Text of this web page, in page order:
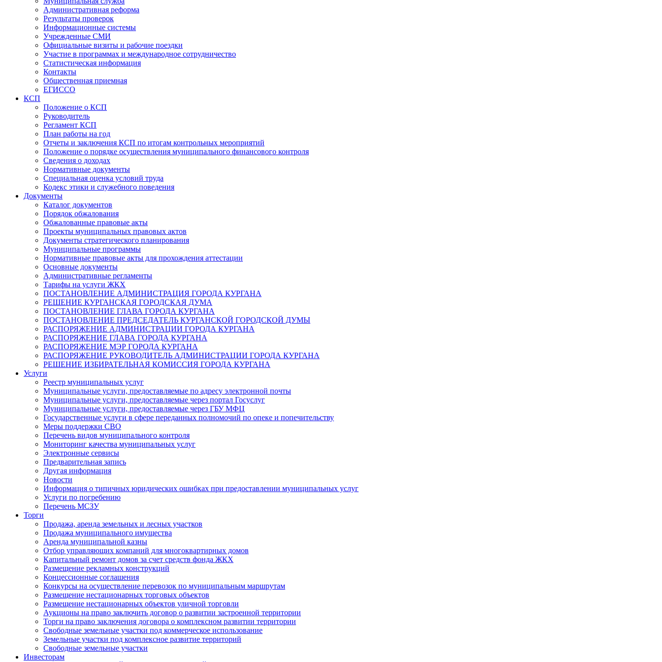
Административная реформа
Результаты проверок
Информационные системы
Учрежденные СМИ
Официальные визиты и рабочие поездки
Участие в программах и международное сотрудничество
Статистическая информация
Контакты
Общественная приемная
ЕГИССО
КСП
Положение о КСП
Руководитель
Регламент КСП
План работы на год
Отчеты и заключения КСП по итогам контрольных мероприятий
Положение о порядке осуществления муниципального финансового контроля
Сведения о доходах
Нормативные документы
Специальная оценка условий труда
Кодекс этики и служебного поведения
Документы
Каталог документов
Порядок обжалования
Обжалованные правовые акты
Проекты муниципальных правовых актов
Документы стратегического планирования
Муниципальные программы
Нормативные правовые акты для прохождения аттестации
Основные документы
Административные регламенты
Тарифы на услуги ЖКХ
ПОСТАНОВЛЕНИЕ АДМИНИСТРАЦИЯ ГОРОДА КУРГАНА
РЕШЕНИЕ КУРГАНСКАЯ ГОРОДСКАЯ ДУМА
ПОСТАНОВЛЕНИЕ ГЛАВА ГОРОДА КУРГАНА
ПОСТАНОВЛЕНИЕ ПРЕДСЕДАТЕЛЬ КУРГАНСКОЙ ГОРОДСКОЙ ДУМЫ
РАСПОРЯЖЕНИЕ АДМИНИСТРАЦИИ ГОРОДА КУРГАНА
РАСПОРЯЖЕНИЕ ГЛАВА ГОРОДА КУРГАНА
РАСПОРЯЖЕНИЕ МЭР ГОРОДА КУРГАНА
РАСПОРЯЖЕНИЕ РУКОВОДИТЕЛЬ АДМИНИСТРАЦИИ ГОРОДА КУРГАНА
РЕШЕНИЕ ИЗБИРАТЕЛЬНАЯ КОМИССИЯ ГОРОДА КУРГАНА
Услуги
Реестр муниципальных услуг
Муниципальные услуги, предоставляемые по адресу электронной почты
Муниципальные услуги, предоставляемые через портал Госуслуг
Муниципальные услуги, предоставляемые через ГБУ МФЦ
Государственные услуги в сфере переданных полномочий по опеке и попечительству
Меры поддержки СВО
Перечень видов муниципального контроля
Мониторинг качества муниципальных услуг
Электронные сервисы
Предварительная запись
Другая информация
Новости
Информация о типичных юридических ошибках при предоставлении муниципальных услуг
Услуги по погребению
Перечень МСЗУ
Торги
Продажа, аренда земельных и лесных участков
Продажа муниципального имущества
Аренда муниципальной казны
Отбор управляющих компаний для многоквартирных домов
Капитальный ремонт домов за счет средств фонда ЖКХ
Размещение рекламных конструкций
Концессионные соглашения
Конкурсы на осуществление перевозок по муниципальным маршрутам
Размещение нестационарных торговых объектов
Размещение нестационарных объектов уличной торговли
Аукционы на право заключить договор о развитии застроенной территории
Торги на право заключения договора о комплексном развитии территории
Свободные земельные участки под коммерческое использование
Земельные участки под комплексное развитие территорий
Свободные земельные участки
Инвесторам